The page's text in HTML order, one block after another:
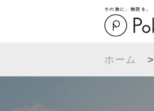
その旅に、物語を。
ホーム >